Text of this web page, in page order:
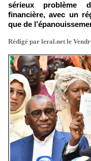
sérieux problème
financière, avec un
que de
Rédigé par leral.net le